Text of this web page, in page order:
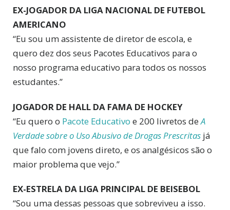
EX-JOGADOR DA LIGA NACIONAL DE FUTEBOL
AMERICANO
“Eu sou um assistente de diretor de escola, e
quero dez dos seus Pacotes Educativos para o
nosso programa educativo para todos os nossos
estudantes.”
JOGADOR DE HALL DA FAMA DE HOCKEY
“Eu quero o Pacote Educativo e 200 livretos deA
Verdade sobre o Uso Abusivo de Drogas Prescritas já
que falo com jovens direto, e os analgésicos são o
maior problema que vejo.”
EX-ESTRELA DA LIGA PRINCIPAL DE BEISEBOL
“Sou uma dessas pessoas que sobreviveu a isso.